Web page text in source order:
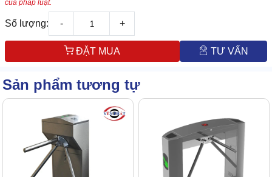
của pháp luật.
Số lượng: - +
ĐẶT MUA TƯ VẤN
Sản phẩm tương tự